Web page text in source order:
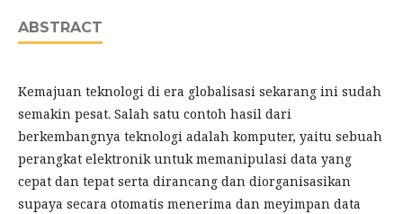
ABSTRACT
Kemajuan teknologi di era globalisasi sekarang ini sudah
semakin pesat. Salah satu contoh hasil dari
berkembangnya teknologi adalah komputer, yaitu sebuah
perangkat elektronik untuk memanipulasi data yang
cepat dan tepat serta dirancang dan diorganisasikan
supaya secara otomatis menerima dan meyimpan data